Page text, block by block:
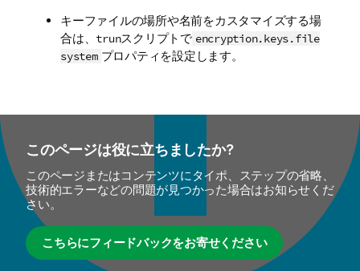
キーファイルの場所や名前をカスタマイズする場
合は、 trunスクリプトで encryption.keys.file
system プロパティを設定します。
このページは役に立ちましたか?
このページまたはコンテンツにタイポ、ステップの省略、
技術的エラーなどの問題が見つかった場合はお知らせくだ
さい。
こちらにフィードバックをお寄せください